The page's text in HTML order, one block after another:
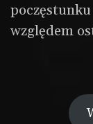
względem